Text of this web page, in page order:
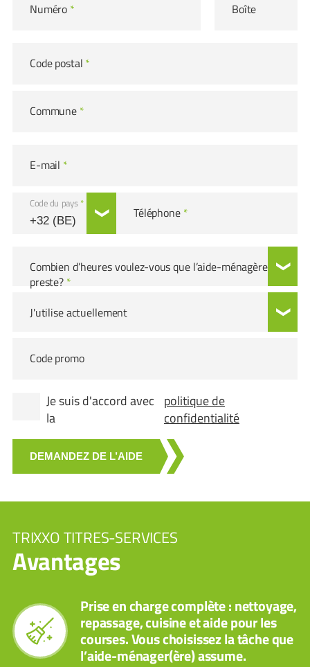
TRIXXO TITRES-SERVICES
Avantages
Prise en charge complète : nettoyage,
repassage, cuisine et aide pour les
courses. Vous choisissez la tâche que
l’aide-ménager(ère) assume.
Numéro * Boîte
Code postal *
Commune *
E-mail *
Code du pays *
Téléphone *
Combien d’heures voulez-vous que l’aide-ménagère
preste? *
J'utilise actuellement
Code promo
Je suis d'accord avec
la
politique de
confidentialité
DEMANDEZ DE L’AIDE